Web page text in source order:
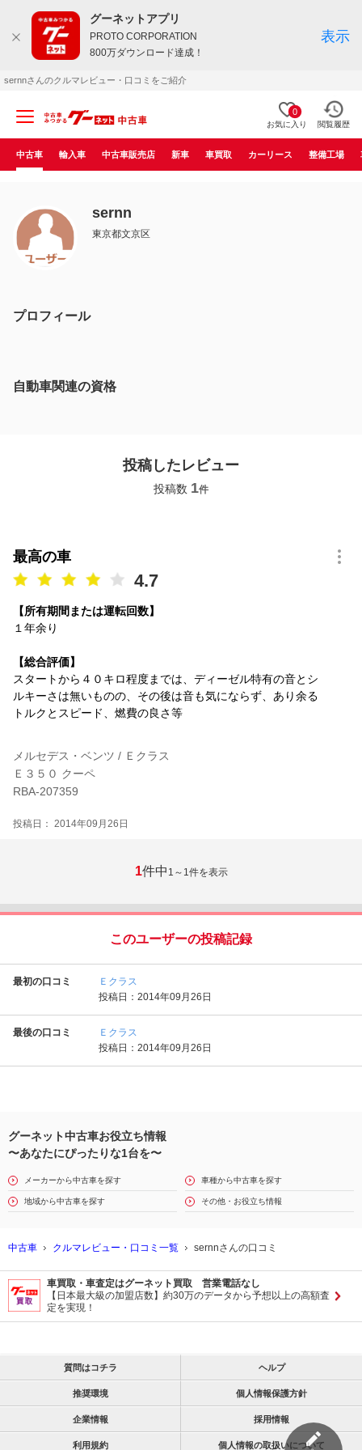
グーネットアプリ
PROTO CORPORATION
800万ダウンロード達成！
表示
sernnさんのクルマレビュー・口コミをご紹介
0
お気に入り 閲覧履歴
中古車 輸入車 中古車販売店 新車 車買取 カーリース 整備工場
sernn
東京都文京区
プロフィール
自動車関連の資格
投稿したレビュー
投稿数 1件
最高の車
4.7
【所有期間または運転回数】
１年余り
【総合評価】
スタートから４０キロ程度までは、ディーゼル特有の音とシ
ルキーさは無いものの、その後は音も気にならず、あり余る
トルクとスピード、燃費の良さ等
メルセデス・ベンツ / Ｅクラス
Ｅ３５０ クーペ
RBA-207359
投稿日： 2014年09月26日
1件中 1～1件を表示
このユーザーの投稿記録
最初の口コミ
Ｅクラス
投稿日：2014年09月26日
最後の口コミ
Ｅクラス
投稿日：2014年09月26日
グーネット中古車お役立ち情報
〜あなたにぴったりな1台を〜
メーカーから中古車を探す 車種から中古車を探す
地域から中古車を探す その他・お役立ち情報
中古車 クルマレビュー・口コミ一覧 sernnさんの口コミ
車買取・車査定はグーネット買取 営業電話なし
【日本最大級の加盟店数】約30万のデータから予想以上の高額査
定を実現！
質問はコチラ ヘルプ
推奨環境 個人情報保護方針
企業情報 採用情報
利用規約 個人情報の取扱いについて